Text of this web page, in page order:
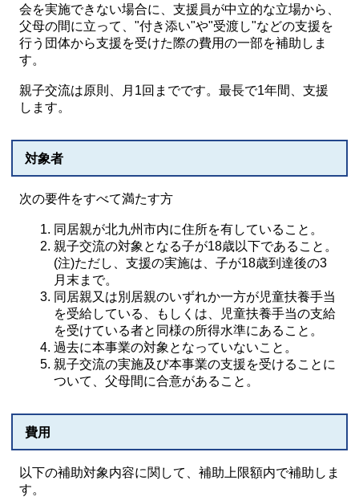
会を実施できない場合に、支援員が中立的な立場から、
父母の間に立って、"付き添い"や"受渡し"などの支援を
行う団体から支援を受けた際の費用の一部を補助しま
す。
親子交流は原則、月1回までです。最長で1年間、支援
します。
対象者
次の要件をすべて満たす方
同居親が北九州市内に住所を有していること。
親子交流の対象となる子が18歳以下であること。
(注)ただし、支援の実施は、子が18歳到達後の3
月末まで。
同居親又は別居親のいずれか一方が児童扶養手当
を受給している、もしくは、児童扶養手当の支給
を受けている者と同様の所得水準にあること。
過去に本事業の対象となっていないこと。
親子交流の実施及び本事業の支援を受けることに
ついて、父母間に合意があること。
費用
以下の補助対象内容に関して、補助上限額内で補助しま
す。